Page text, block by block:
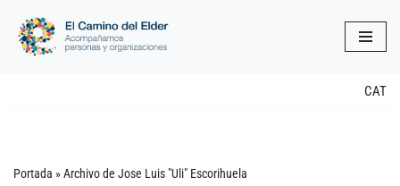
Saltar
CAT
Portada »Archivo de Jose Luis "Uli" Escorihuela